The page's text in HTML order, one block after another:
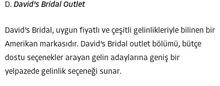
D. David’s Bridal Outlet
David’s Bridal, uygun fiyatlı ve çeşitli gelinlik leriyle bilinen bir
Amerikan markasıdır. David’s Bridal outlet bölümü, bütçe
dostu seçenekler arayan gelin adaylarına geniş bir
yelpazede gelinlik seçeneği sunar.